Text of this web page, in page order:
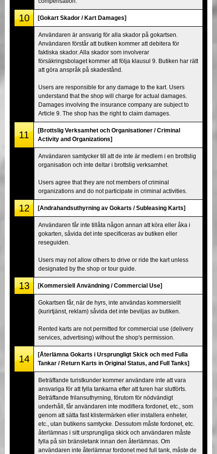
10 [Gokart Skador / Kart Damages]
Användaren är ansvarig för alla skador på gokartsen.
Användaren förstår att butiken kommer att debitera för
faktiska skador. Alla skador som involverar
försäkringsbolaget kommer att följa klausul 9. Butiken har rätt
att göra anspråk på skadestånd.
Users are responsible for any damage to the kart. Users
understand that the shop will charge for actual damages.
Damages involving the insurance company are subject to
Article 9. The shop has the right to claim damages.
11
[Brottslig Verksamhet och Organisationer / Criminal
Activity and Organizations]
Användaren samtycker till att de inte är medlem i en brottslig
organisation och inte deltar i brottslig verksamhet.
Users agree that they are not members of criminal
organizations and do not participate in criminal activities.
12 [Andrahandsuthyrning av Gokarts / Subleasing Karts]
Användaren får inte tillåta någon annan att köra eller åka i
gokarten, såvida det inte specificeras av butiken eller
reseguiden.
Users may not allow others to drive or ride the kart unless
designated by the shop or tour guide.
13 [Kommersiell Användning / Commercial Use]
Gokartsen får, när de hyrs, inte användas kommersiellt
(kurirtjänst, reklam) såvida det inte beviljas av butiken.
Rented karts are not permitted for commercial use (delivery
services, advertising) without the shop's permission.
14
[Återlämna Gokarts i Ursprungligt Skick och med Fulla
Tankar / Return Karts in Original Status, and Full Tanks]
Beträffande turistkunder kommer användare inte att vara
ansvariga för att fylla tankarna efter att turen har slutförts.
Beträffande frilansuthyrning, förutom för nödvändigt
underhåll, får användaren inte modifiera fordonet, etc., som
genom att sätta fast klistermärken eller installera enheter,
etc., utan butikens samtycke. Dessutom måste fordonet, etc.
återlämnas i sitt ursprungliga skick och användaren måste
fylla på sin bränsletank innan den återlämnas. Om
användaren inte återlämnar fordonet med full tank, måste de